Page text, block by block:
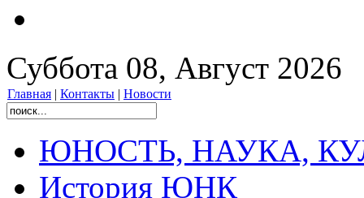
Суббота 08, Август 2026
Главная | Контакты | Новости
ЮНОСТЬ, НАУКА,
История ЮНК